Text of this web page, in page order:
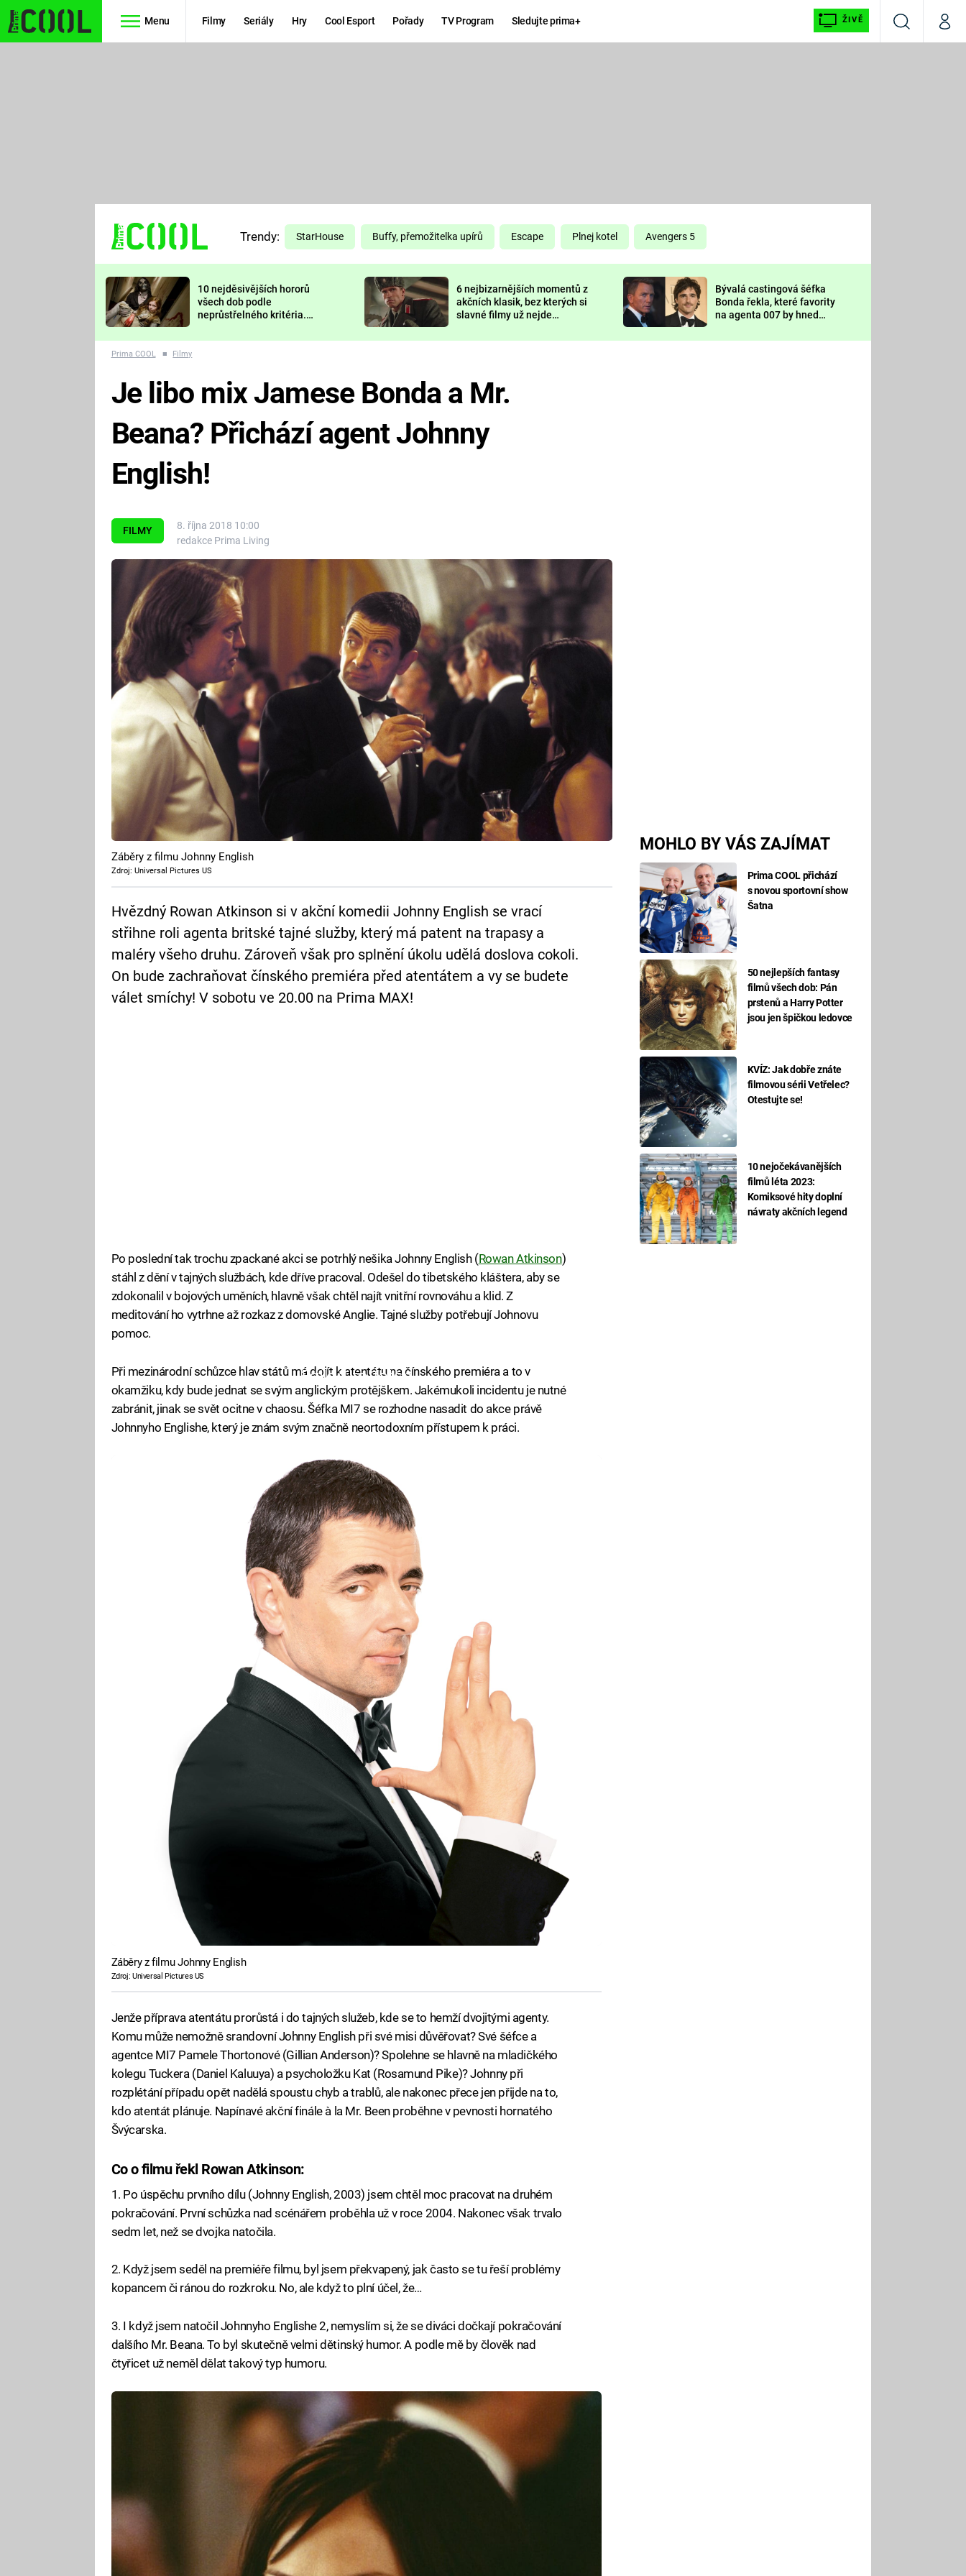
Menu Filmy Seriály Hry Cool Esport Pořady TV Program Sledujte prima+ ŽIVĚ
VyhledáváníMůj
TŘESKU
FUTURAMA
PREDÁTOR
DELIVERANCE
KOMEDIE
CHUCK
NORRIS
DEADPOOL
Prima LAJK
Sledujte nás
Trendy: StarHouse Buffy, přemožitelka upírů Escape Plnej kotel Avengers 5
10 nejděsivějších hororů
všech dob podle
neprůstřelného kritéria.
nejvíc zvednou tep?
6 nejbizarnějších momentů z
akčních klasik, bez kterých si
slavné filmy už nejde
Bývalá castingová šéfka
Bonda řekla, které favority
na agenta 007 by hned
Prima COOL ■ Filmy
FILMY
8. října 2018 10:00
redakce Prima Living
MOHLO BY VÁS ZAJÍMAT
Prima COOL přichází
s novou sportovní show
Šatna
50 nejlepších fantasy
filmů všech dob: Pán
prstenů a Harry Potter
jsou jen špičkou ledovce
KVÍZ: Jak dobře znáte
filmovou sérii Vetřelec?
Otestujte se!
10 nejočekávanějších
filmů léta 2023:
Komiksové hity doplní
návraty akčních legend
Je libo mix Jamese Bonda a Mr.
Beana? Přichází agent Johnny
English!
Záběry z filmu Johnny English
Zdroj: Universal Pictures US
Hvězdný Rowan Atkinson si v akční komedii Johnny English se vrací
střihne roli agenta britské tajné služby, který má patent na trapasy a
maléry všeho druhu. Zároveň však pro splnění úkolu udělá doslova cokoli.
On bude zachraňovat čínského premiéra před atentátem a vy se budete
válet smíchy! V sobotu ve 20.00 na Prima MAX!
Po poslední tak trochu zpackané akci se potrhlý nešika Johnny English (Rowan Atkinson)
stáhl z dění v tajných službách, kde dříve pracoval. Odešel do tibetského kláštera, aby se
zdokonalil v bojových uměních, hlavně však chtěl najít vnitřní rovnováhu a klid. Z
meditování ho vytrhne až rozkaz z domovské Anglie. Tajné služby potřebují Johnovu
pomoc.
Failed to fetch
Při mezinárodní schůzce hlav států má dojít k atentátu na čínského premiéra a to v
okamžiku, kdy bude jednat se svým anglickým protějškem. Jakémukoli incidentu je nutné
zabránit, jinak se svět ocitne v chaosu. Šéfka MI7 se rozhodne nasadit do akce právě
Johnnyho Englishe, který je znám svým značně neortodoxním přístupem k práci.
Záběry z filmu Johnny English
Zdroj: Universal Pictures US
Jenže příprava atentátu prorůstá i do tajných služeb, kde se to hemží dvojitými agenty.
Komu může nemožně srandovní Johnny English při své misi důvěřovat? Své šéfce a
agentce MI7 Pamele Thortonové (Gillian Anderson)? Spolehne se hlavně na mladičkého
kolegu Tuckera (Daniel Kaluuya) a psycholožku Kat (Rosamund Pike)? Johnny při
rozplétání případu opět nadělá spoustu chyb a trablů, ale nakonec přece jen přijde na to,
kdo atentát plánuje. Napínavé akční finále à la Mr. Been proběhne v pevnosti hornatého
Švýcarska.
Co o filmu řekl Rowan Atkinson:
1. Po úspěchu prvního dílu (Johnny English, 2003) jsem chtěl moc pracovat na druhém
pokračování. První schůzka nad scénářem proběhla už v roce 2004. Nakonec však trvalo
sedm let, než se dvojka natočila.
2. Když jsem seděl na premiéře filmu, byl jsem překvapený, jak často se tu řeší problémy
kopancem či ránou do rozkroku. No, ale když to plní účel, že…
3. I když jsem natočil Johnnyho Englishe 2, nemyslím si, že se diváci dočkají pokračování
dalšího Mr. Beana. To byl skutečně velmi dětinský humor. A podle mě by člověk nad
čtyřicet už neměl dělat takový typ humoru.